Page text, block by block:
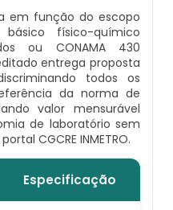
De
Com Carvão
Preço
Artesiano
em função do escopo
físico-químico
ou CONAMA 430
entrega proposta
todos os
da norma de
valor mensurável
de laboratório sem
CGCRE INMETRO.
Especificação